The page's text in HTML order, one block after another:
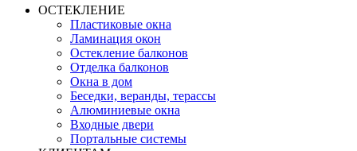
ОСТЕКЛЕНИЕ
Пластиковые окна
Ламинация окон
Остекление балконов
Отделка балконов
Окна в дом
Беседки, веранды, терассы
Алюминиевые окна
Входные двери
Портальные системы